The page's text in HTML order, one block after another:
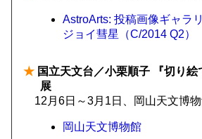
AstroArts: 投稿画像ギャラ
ジョイ彗星（C/2014 Q2）
★ 国立天文台／小栗順子 『切り絵
展
12月6日～3月1日、岡山天文博
岡山天文博物館